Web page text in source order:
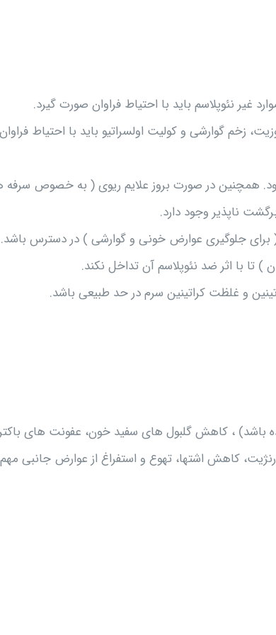
زخم گوارشی و کولیت اولسراتیو باید با احتیاط فراوان
شود. همچنین در صورت بروز علایم ریوی ( به خصوص
ناپذیر وجود دارد.
( برای جلوگیری عوارض خونی و گوارشی ) در دسترس باشد.
تا با اثر ضد نئوپلاسم آن تداخل نکند.
باشد) ، کاهش گلبول های سفید خون، عفونت های
کاهش اشتها، تهوع و استفراغ از عوارض جانبی